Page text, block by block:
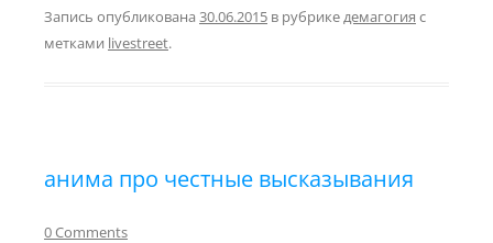
Запись опубликована 30.06.2015 в рубрикедемагогия с
метками livestreet.
анима про честные высказывания
0 Comments